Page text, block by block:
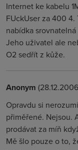
Internet ke kabelu
FUckUser za 400
nabídka
Jeho uživatel ale
O2 sedřít z kůže.
Anonym
Opravdu si
přiměřené. Nejsou.
prodávat za míň
Mě šlo pouze o to,